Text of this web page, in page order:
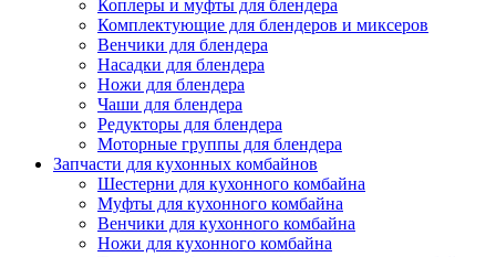
Коплеры и муфты для блендера
Комплектующие для блендеров и миксеров
Венчики для блендера
Насадки для блендера
Ножи для блендера
Чаши для блендера
Редукторы для блендера
Моторные группы для блендера
Запчасти для кухонных комбайнов
Шестерни для кухонного комбайна
Муфты для кухонного комбайна
Венчики для кухонного комбайна
Ножи для кухонного комбайна